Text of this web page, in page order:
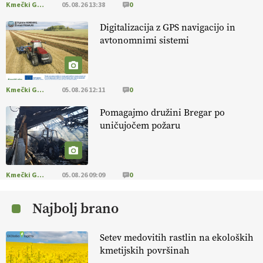
EKOloško = logično: ekološko oljarstvo
MORGAN
EKOloško = logično: ekološka kmetija
FREŠER
KMETIJSKA LIGA PRVAKOV: POMLADITEV
KMETIJSKE EKIPE
KMETIJSKA LIGA PRVAKOV: UKRAJINA vs.
EVROPA
EKOloško = logično: ekološka kmetija
EKOloško = logično: VLOG Okus je
Kmečki Glas 05.08.26 13:38 0
Digitalizacija z GPS navigacijo in
avtonomnimi sistemi
Kmečki Glas 05.08.26 12:11 0
Pomagajmo družini Bregar po
uničujočem požaru
Kmečki Glas 05.08.26 09:09 0
Najbolj brano
Setev medovitih rastlin na ekoloških
kmetijskih površinah